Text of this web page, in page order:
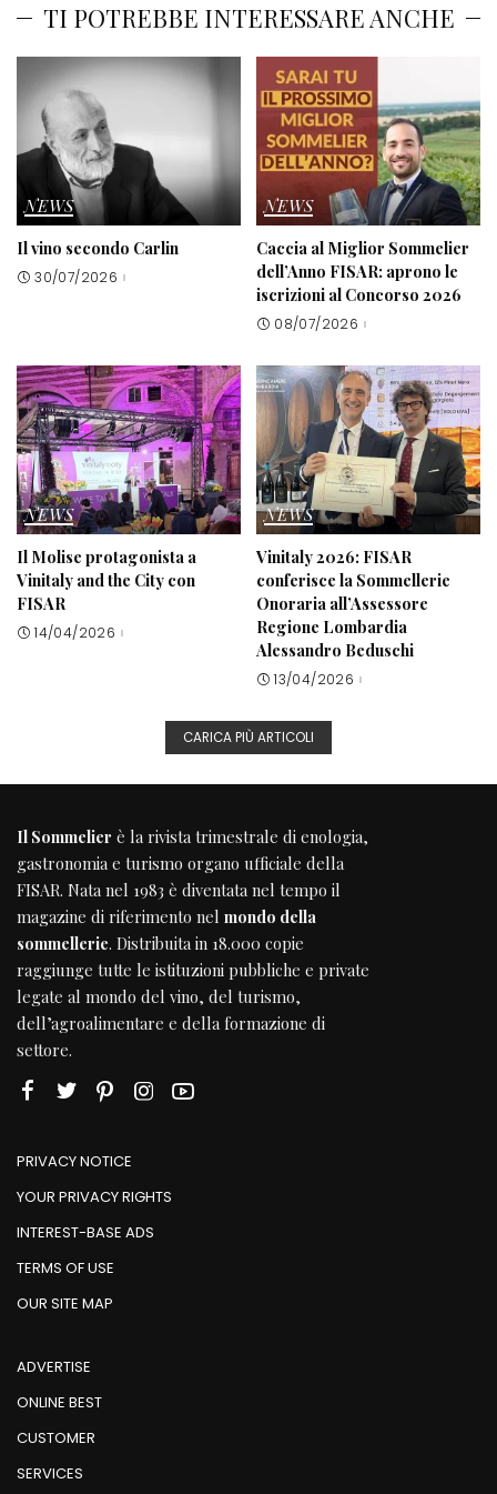
TI POTREBBE INTERESSARE ANCHE
NEWS
Il vino secondo Carlin
30/07/2026
NEWS
Caccia al Miglior Sommelier
dell’Anno FISAR: aprono le
iscrizioni al Concorso 2026
08/07/2026
NEWS
Il Molise protagonista a
Vinitaly and the City con
FISAR
14/04/2026
NEWS
Vinitaly 2026: FISAR
conferisce la Sommellerie
Onoraria all’Assessore
Regione Lombardia
Alessandro Beduschi
13/04/2026
CARICA PIÙ ARTICOLI
Il Sommelier è la rivista trimestrale di enologia,
gastronomia e turismo organo ufficiale della
FISAR. Nata nel 1983 è diventata nel tempo il
magazine di riferimento nel mondo della
sommellerie. Distribuita in 18.000 copie
raggiunge tutte le istituzioni pubbliche e private
legate al mondo del vino, del turismo,
dell’agroalimentare e della formazione di
settore.
PRIVACY NOTICE
YOUR PRIVACY RIGHTS
INTEREST-BASE ADS
TERMS OF USE
OUR SITE MAP
ADVERTISE
ONLINE BEST
CUSTOMER
SERVICES